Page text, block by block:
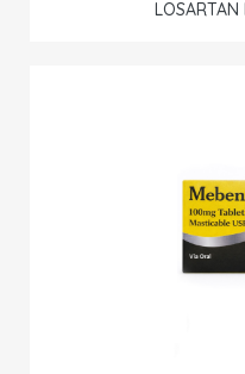
LOSARTAN